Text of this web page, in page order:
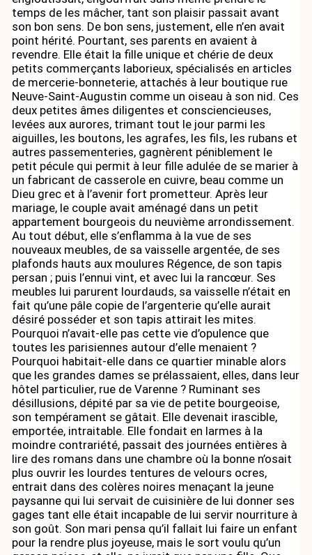
temps de les mâcher, tant son plaisir passait avant
son bon sens. De bon sens, justement, elle n’en avait
point hérité. Pourtant, ses parents en avaient à
revendre. Elle était la fille unique et chérie de deux
petits commerçants laborieux, spécialisés en articles
de mercerie-bonneterie, attachés à leur boutique rue
Neuve-Saint-Augustin comme un oiseau à son nid. Ces
deux petites âmes diligentes et consciencieuses,
levées aux aurores, trimant tout le jour parmi les
aiguilles, les boutons, les agrafes, les fils, les rubans et
autres passementeries, gagnèrent péniblement le
petit pécule qui permit à leur fille adulée de se marier à
un fabricant de casserole en cuivre, beau comme un
Dieu grec et à l’avenir fort prometteur. Après leur
mariage, le couple avait aménagé dans un petit
appartement bourgeois du neuvième arrondissement.
Au tout début, elle s’enflamma à la vue de ses
nouveaux meubles, de sa vaisselle argentée, de ses
plafonds hauts aux moulures Régence, de son tapis
persan ; puis l’ennui vint, et avec lui la rancœur. Ses
meubles lui parurent lourdauds, sa vaisselle n’était en
fait qu’une pâle copie de l’argenterie qu’elle aurait
désiré posséder et son tapis attirait les mites.
Pourquoi n’avait-elle pas cette vie d’opulence que
toutes les parisiennes autour d’elle menaient ?
Pourquoi habitait-elle dans ce quartier minable alors
que les grandes dames se prélassaient, elles, dans leur
hôtel particulier, rue de Varenne ? Ruminant ses
désillusions, dépité par sa vie de petite bourgeoise,
son tempérament se gâtait. Elle devenait irascible,
emportée, intraitable. Elle fondait en larmes à la
moindre contrariété, passait des journées entières à
lire des romans dans une chambre où la bonne n’osait
plus ouvrir les lourdes tentures de velours ocres,
entrait dans des colères noires menaçant la jeune
paysanne qui lui servait de cuisinière de lui donner ses
gages tant elle était incapable de lui servir nourriture à
son goût. Son mari pensa qu’il fallait lui faire un enfant
pour la rendre plus joyeuse, mais le sort voulu qu’un